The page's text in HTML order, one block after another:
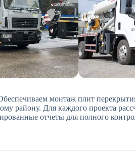
монтаж плит
району. Для каждого проекта
отчеты для полного